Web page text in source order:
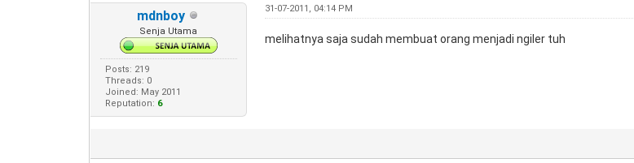
mdnboy
Senja Utama
Posts: 219
Threads: 0
Joined: May 2011
Reputation: 6
31-07-2011, 04:14 PM
melihatnya saja sudah membuat orang menjadi ngiler tuh